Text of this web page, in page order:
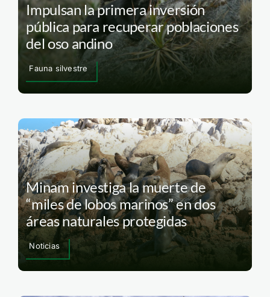
Impulsan la primera inversión
pública para recuperar poblaciones
del oso andino
Fauna silvestre
Minam investiga la muerte de
“miles de lobos marinos” en dos
áreas naturales protegidas
Noticias